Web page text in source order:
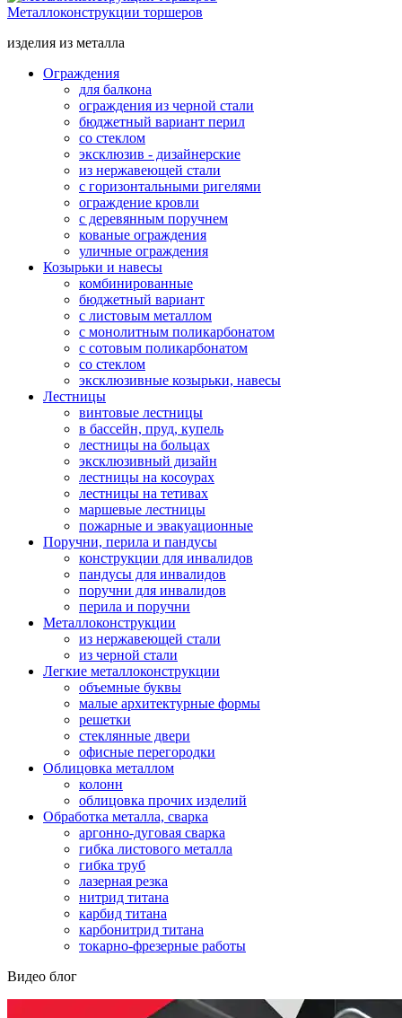
Металлоконструкции торшеров
изделия из металла
Ограждения
для балкона
ограждения из черной стали
бюджетный вариант перил
со стеклом
эксклюзив - дизайнерские
из нержавеющей стали
с горизонтальными ригелями
ограждение кровли
с деревянным поручнем
кованые ограждения
уличные ограждения
Козырьки и навесы
комбинированные
бюджетный вариант
с листовым металлом
с монолитным поликарбонатом
с сотовым поликарбонатом
со стеклом
эксклюзивные козырьки, навесы
Лестницы
винтовые лестницы
в бассейн, пруд, купель
лестницы на больцах
эксклюзивный дизайн
лестницы на косоурах
лестницы на тетивах
маршевые лестницы
пожарные и эвакуационные
Поручни, перила и пандусы
конструкции для инвалидов
пандусы для инвалидов
поручни для инвалидов
перила и поручни
Металлоконструкции
из нержавеющей стали
из черной стали
Легкие металлоконструкции
объемные буквы
малые архитектурные формы
решетки
стеклянные двери
офисные перегородки
Облицовка металлом
колонн
облицовка прочих изделий
Обработка металла, сварка
аргонно-дуговая сварка
гибка листового металла
гибка труб
лазерная резка
нитрид титана
карбид титана
карбонитрид титана
токарно-фрезерные работы
Видео блог